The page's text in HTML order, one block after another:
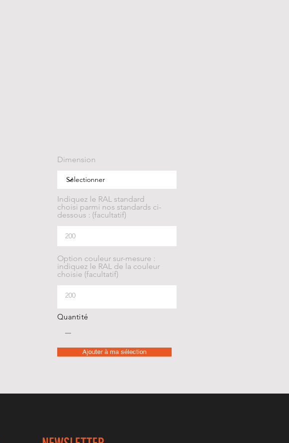
Dimension
Indiquez le RAL standard
choisi parmi nos standards ci-
dessous : (facultatif)
Option couleur sur-mesure :
indiquez le RAL de la couleur
choisie (facultatif)
Quantité
Ajouter à ma sélection